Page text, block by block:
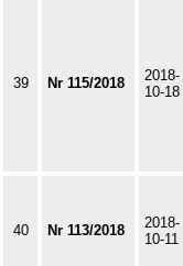
39 Nr 115/2018
2018-
10-18
40 Nr 113/2018
2018-
10-11